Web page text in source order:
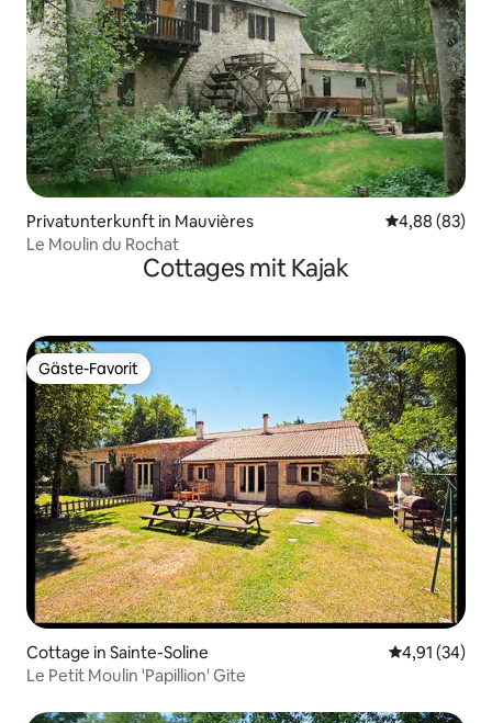
Privatunterkunft in Mauvières
4,88 (83)
Le Moulin du Rochat
Cottages mit Kajak
Gäste-Favorit
Gäste-Favorit
Cottage in Sainte-Soline
4,91 (34)
Le Petit Moulin 'Papillion' Gite